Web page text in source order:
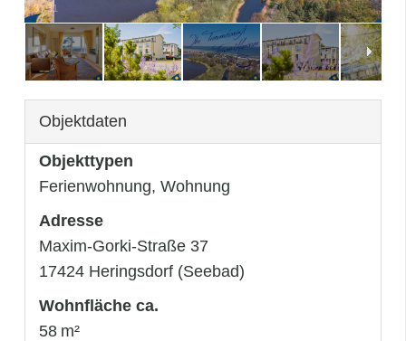
3/31
Objektdaten
Objekttypen
Ferienwohnung, Wohnung
Adresse
Maxim-Gorki-Straße 37
17424 Heringsdorf (Seebad)
Wohnfläche ca.
58 m²